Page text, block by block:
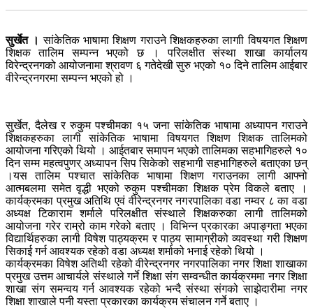
सुर्खेत । सांकेतिक भाषामा शिक्षण गराउने शिक्षकहरुका लागाी विषयगत शिक्षण
शिक्षक तालिम सम्पन्न भएको छ । परिलक्षीत संस्था शाखा कार्यालय
विरेन्द्रनगको आयोजनामा श्रावण ६ गतेदेखी सुरु भएको १० दिने तालिम आईबार
वीरेन्द्रनगरमा सम्पन्न भएको हो ।
सुर्खेत, दैलेख र रुकुम पश्चीमका १५ जना सांकेतिक भाषामा अध्यापन गराउने
शिक्षकहरुका लागी सांकेतिक भाषामा विषयगत शिक्षण शिक्षक तालिमको
आयोजना गरिएको थियो । आईतबार समापन भएको तालिमका सहभागिहरुले १०
दिन सम्म महत्वपुणर् अध्यापन सिप सिकेको सहभागी सहभागिहरुले बताएका छन्
।यस तालिम पश्चात सांकेतिक भाषामा शिक्षण गराउनका लागी आफ्नो
आत्मबलमा समेत वृद्धी भएको रुकुम पश्चीमका शिक्षक प्रेम विकले बताए ।
कार्यक्रमका प्रमुख अतिथि एवं वीरेन्द्रनगर नगरपालिका वडा नम्वर ८ का वडा
अध्यक्ष टिकाराम शर्माले परिलक्षीत संस्थाले शिक्षकरुका लागी तालिमको
आयोजना गरेर राम्रो काम गरेको बताए । विभिन्न प्रकारका अपाङ्गता भएका
विद्यार्थिहरुका लागी विषेश पाठ्यक्रम र पाठ्य सामाग्रीको व्यवस्था गरी शिक्षण
सिकाई गर्न आवश्यक रहेको वडा अध्यक्ष शर्माको भनाई रहेको थियो ।
कार्यक्रमका विषेश अतिथी रहेको वीरेन्द्रनगर नगरपालिका नगर शिक्षा शाखाका
प्रमुख उत्तम आचार्यले संस्थाले गर्ने शिक्षा संग सम्वन्धीत कार्यक्रममा नगर शिक्षा
शाखा संग समन्वय गर्न आवश्यक रहेको भन्दै संस्था संगको साझेदारीमा नगर
शिक्षा शाखाले पनी यस्ता प्रकारका कार्यक्रम संचालन गर्ने बताए ।